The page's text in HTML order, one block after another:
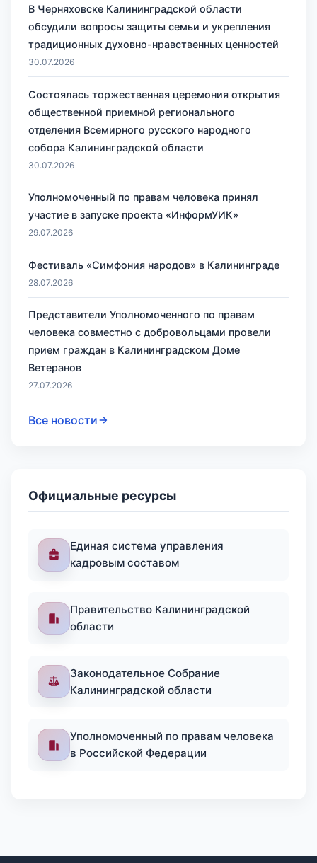
В Черняховске Калининградской области
обсудили вопросы защиты семьи и укрепления
традиционных духовно-нравственных ценностей
30.07.2026
Состоялась торжественная церемония открытия
общественной приемной регионального
отделения Всемирного русского народного
собора Калининградской области
30.07.2026
Уполномоченный по правам человека принял
участие в запуске проекта «ИнформУИК»
29.07.2026
Фестиваль «Симфония народов» в Калининграде
28.07.2026
Представители Уполномоченного по правам
человека совместно с добровольцами провели
прием граждан в Калининградском Доме
Ветеранов
27.07.2026
Все новости
Официальные ресурсы
Единая система управления
кадровым составом
Правительство Калининградской
области
Законодательное Собрание
Калининградской области
Уполномоченный по правам человека
в Российской Федерации